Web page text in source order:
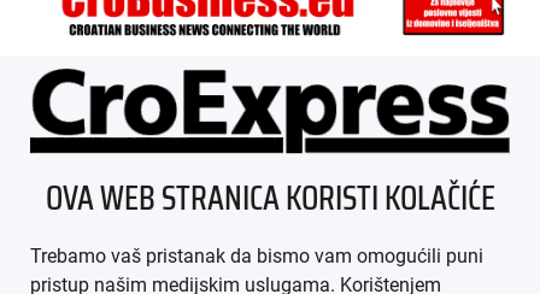
ÜBER UNS
IMPRESSUM
AGB
OVA WEB STRANICA KORISTI KOLAČIĆE
Trebamo vaš pristanak da bismo vam omogućili puni
pristup našim medijskim uslugama. Korištenjem